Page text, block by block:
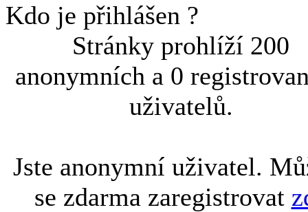
Kdo je přihlášen ?
Stránky prohlíží 200
anonymních a 0
uživatelů.
Jste anonymní uživatel.
se zdarma zaregistrovat